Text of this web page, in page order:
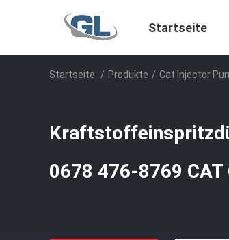
Startseite
Startseite / Produkte / Cat Injector
0678 476-8769 CAT